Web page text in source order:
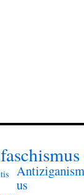
Antiziganism
us